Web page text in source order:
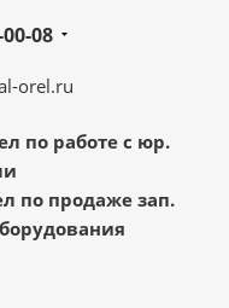
08
orel.ru
по работе с юр.
по продаже зап.